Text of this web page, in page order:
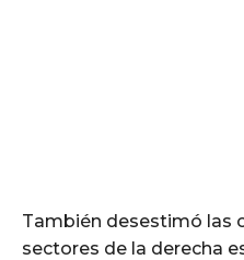
También desestimó las
sectores de la derecha